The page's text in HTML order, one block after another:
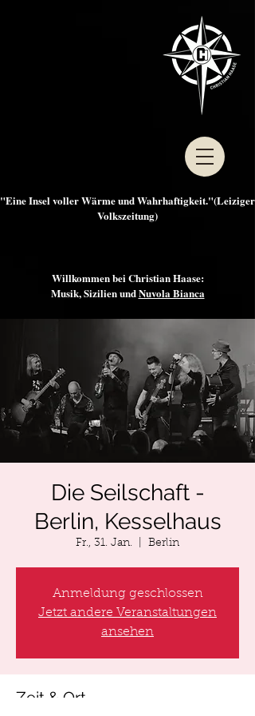
"Eine Insel voller Wärme und Wahrhaftigkeit."(Leiziger
Volkszeitung)
Willkommen bei Christian Haase:
Musik, Sizilien undNuvola Bianca
Die Seilschaft -
Berlin, Kesselhaus
Fr., 31. Jan. Berlin
Anmeldung geschlossen
Jetzt andere Veranstaltungen
ansehen
Zeit & Ort